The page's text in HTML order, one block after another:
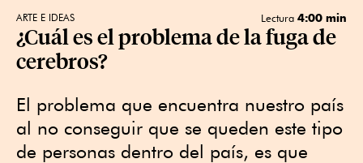
ARTE E IDEAS Lectura 4:00 min
¿Cuál es el problema de la fuga de
cerebros?
El problema que encuentra nuestro país
al no conseguir que se queden este tipo
de personas dentro del país, es que